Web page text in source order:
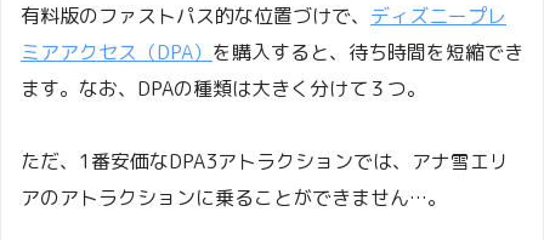
有料版のファストパス的な位置づけで、 ディズニープレ
ミアアクセス（DPA） を購入すると、待ち時間を短縮でき
ます。なお、DPAの種類は大きく分けて３つ。
ただ、1番安価なDPA3アトラクションでは、アナ雪エリ
アのアトラクションに乗ることができません…。